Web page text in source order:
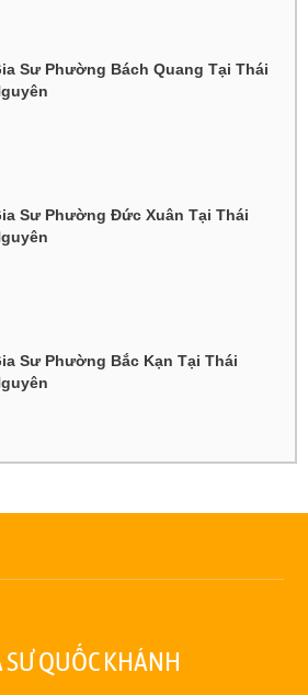
Sư Phường Bách Quang Tại Thái
Sư Phường Đức Xuân Tại Thái
Sư Phường Bắc Kạn Tại Thái
QUỐC KHÁNH